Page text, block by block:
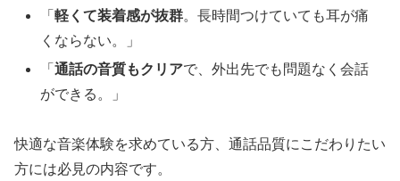
「軽くて装着感が抜群。長時間つけていても耳が痛
くならない。」
「通話の音質もクリアで、外出先でも問題なく会話
ができる。」
快適な音楽体験を求めている方、通話品質にこだわりたい
方には必見の内容です。